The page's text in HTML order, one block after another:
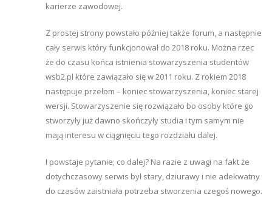
karierze zawodowej.
Z prostej strony powstało później także forum, a następnie
cały serwis który funkcjonował do 2018 roku. Można rzec
że do czasu końca istnienia stowarzyszenia studentów
wsb2.pl które zawiązało się w 2011 roku. Z rokiem 2018
następuje przełom – koniec stowarzyszenia, koniec starej
wersji. Stowarzyszenie się rozwiązało bo osoby które go
stworzyły już dawno skończyły studia i tym samym nie
mają interesu w ciągnięciu tego rozdziału dalej.
I powstaje pytanie; co dalej? Na razie z uwagi na fakt że
dotychczasowy serwis był stary, dziurawy i nie adekwatny
do czasów zaistniała potrzeba stworzenia czegoś nowego.